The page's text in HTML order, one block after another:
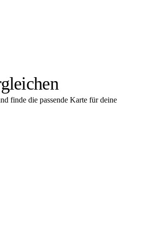
finde die passende Karte für deine